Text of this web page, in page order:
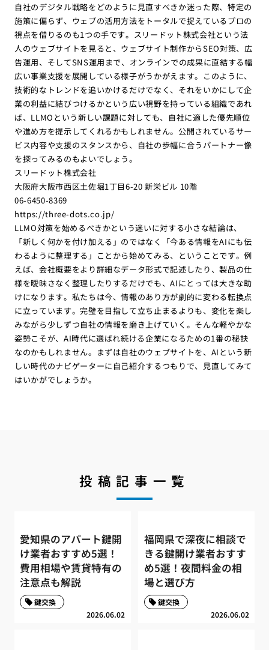
自社のデジタル戦略をどのように見直すべきか迷った際、特定の
施策に偏らず、ウェブの活用方法をトータルで捉えているプロの
視点を借りるのも1つの手です。スリードット株式会社という法
人のウェブサイトを見ると、ウェブサイト制作からSEO対策、広
告運用、そしてSNS運用まで、オンラインでの成果に直結する幅
広い事業支援を展開している様子がうかがえます。このように、
技術的なトレンドを追いかけるだけでなく、それをいかにして企
業の利益に結びつけるかという広い視野を持っている組織であれ
ば、LLMOという新しい課題に対しても、自社に適した優先順位
や進め方を提示してくれるかもしれません。公開されているサー
ビス内容や支援のスタンスから、自社の歩幅に合うパートナー像
を探ってみるのもよいでしょう。
スリードット株式会社
大阪府大阪市西区土佐堀1丁目6-20 新栄ビル 10階
06-6450-8369
https://three-dots.co.jp/
LLMO対策を始めるべきかという迷いに対する小さな結論は、
「新しく何かを付け加える」のではなく「今ある情報をAIにも伝
わるように整理する」ことから始めてみる、ということです。例
えば、会社概要をより詳細なデータ形式で記述したり、製品の仕
様を曖昧さなく整理したりするだけでも、AIにとっては大きな助
けになります。私たちは今、情報のあり方が劇的に変わる転換点
に立っています。完璧を目指して立ち止まるよりも、変化を楽し
みながら少しずつ自社の情報を磨き上げていく。そんな軽やかな
姿勢こそが、AI時代に選ばれ続ける企業になるための1番の秘訣
なのかもしれません。まずは自社のウェブサイトを、AIという新
しい時代のナビゲーターに自己紹介するつもりで、見直してみて
はいかがでしょうか。
投稿記事一覧
愛知県のアパート鍵開
け業者おすすめ5選！
費用相場や賃貸特有の
注意点も解説
2026.06.02
鍵交換
福岡県で深夜に相談で
きる鍵開け業者おすす
め5選！夜間料金の相
場と選び方
2026.06.02
鍵交換